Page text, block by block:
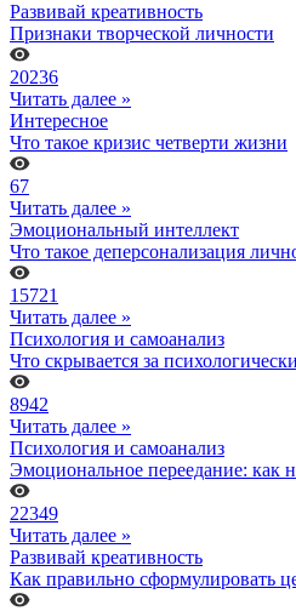
Развивай креативность
Признаки творческой личности
20236
Читать далее »
Интересное
Что такое кризис четверти жизни
67
Читать далее »
Эмоциональный интеллект
Что такое деперсонализация
15721
Читать далее »
Психология и самоанализ
Что скрывается за
8942
Читать далее »
Психология и самоанализ
Эмоциональное переедание: как
22349
Читать далее »
Развивай креативность
Как правильно сформулировать